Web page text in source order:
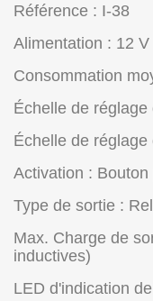
Référence : I-38
Alimentation : 12 V
Consommation
Échelle de
Échelle de
Activation : Bouton
Type de sortie :
Max. Charge de
inductives)
LED d'indication